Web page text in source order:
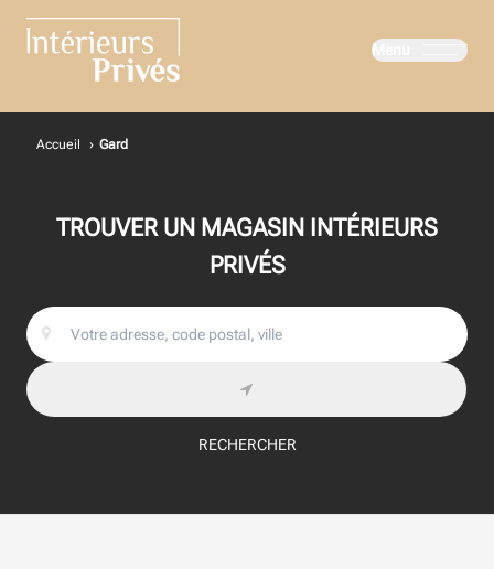
Menu
Accueil › Gard
TROUVER UN MAGASIN INTÉRIEURS
PRIVÉS
RECHERCHER